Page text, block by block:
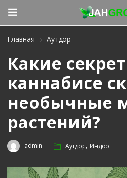
Главная Аутдор
Какие
каннабисе
необычные
растений?
admin Аутдор, Индор